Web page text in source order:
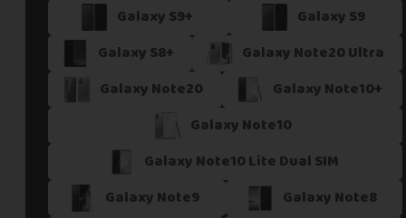
Galaxy S9+
Galaxy S9
Galaxy S8+
Galaxy Note20 Ultra
Galaxy Note20
Galaxy Note10+
Galaxy Note10
Galaxy Note10 Lite Dual SIM
Galaxy Note9
Galaxy Note8